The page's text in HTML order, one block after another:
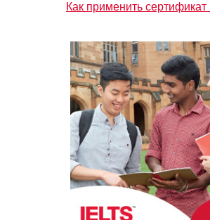
Как применить сертификат